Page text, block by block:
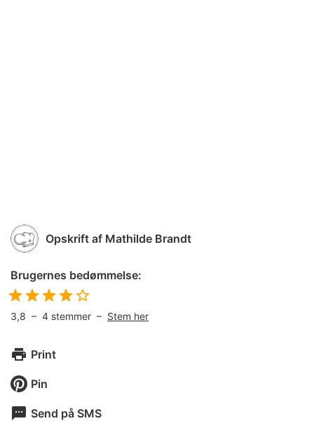
Opskrift af Mathilde Brandt
Brugernes bedømmelse:
3,8 – 4 stemmer – Stem her
Print
Pin
Send på SMS